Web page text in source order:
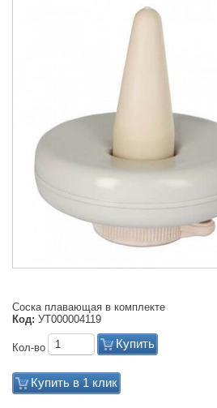
Соска плавающая в комплекте
Код: УТ000004119
Кол-во Купить
Купить в 1 клик